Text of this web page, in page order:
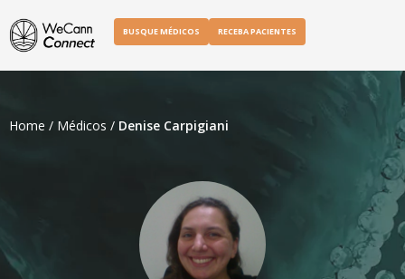
BUSQUE MÉDICOS RECEBA PACIENTES
Home / Médicos / Denise Carpigiani